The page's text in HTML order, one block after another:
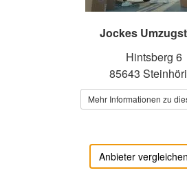
Jockes
Hintsberg 6
85643
Mehr Informationen zu
Anbieter